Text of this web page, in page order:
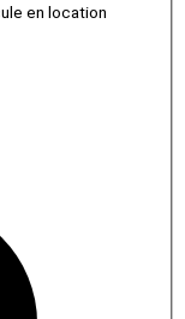
en location